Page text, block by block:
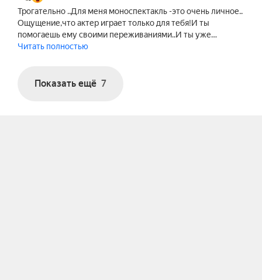
Трогательно ..Для меня моноспектакль -это очень личное..
Ощущение,что актер играет только для тебя!И ты
помогаешь ему своими переживаниями..И ты уже…
Читать полностью
Показать ещё 7